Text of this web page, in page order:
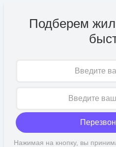
Подберем
Нажимая на кнопку, вы